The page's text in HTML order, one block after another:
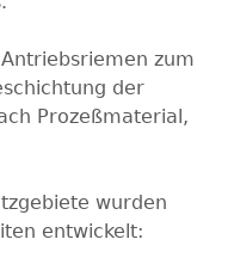
zum
der
Prozeßmaterial,
wurden
entwickelt: